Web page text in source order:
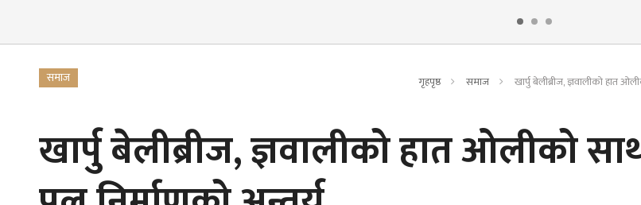
समाज गृहपृष्ठ समाज खार्पु बेलीब्रीज, ज्ञवालीको हात
खार्पु बेलीब्रीज, ज्ञवालीको हात ओलीको